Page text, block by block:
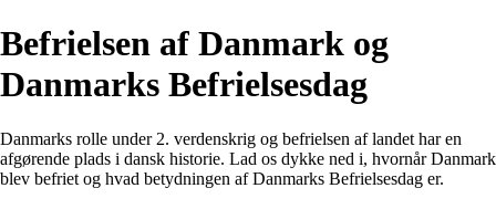
Befrielsen af Danmark og
Danmarks Befrielsesdag
Danmarks rolle under 2. verdenskrig og befrielsen af landet har en
afgørende plads i dansk historie. Lad os dykke ned i, hvornår Danmark
blev befriet og hvad betydningen af Danmarks Befrielsesdag er.